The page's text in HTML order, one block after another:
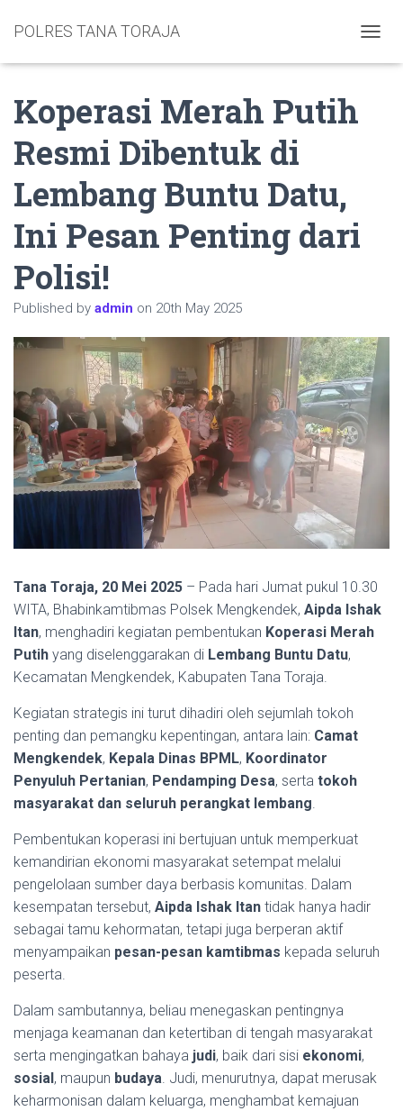
POLRES TANA TORAJA
Koperasi Merah Putih
Resmi Dibentuk di
Lembang Buntu Datu,
Ini Pesan Penting dari
Polisi!
Published by admin on 20th May 2025
Tana Toraja, 20 Mei 2025 – Pada hari Jumat pukul 10.30
WITA, Bhabinkamtibmas Polsek Mengkendek, Aipda Ishak
Itan, menghadiri kegiatan pembentukan Koperasi Merah
Putih yang diselenggarakan di Lembang Buntu Datu,
Kecamatan Mengkendek, Kabupaten Tana Toraja.
Kegiatan strategis ini turut dihadiri oleh sejumlah tokoh
penting dan pemangku kepentingan, antara lain: Camat
Mengkendek, Kepala Dinas BPML, Koordinator
Penyuluh Pertanian, Pendamping Desa, serta tokoh
masyarakat dan seluruh perangkat lembang.
Pembentukan koperasi ini bertujuan untuk memperkuat
kemandirian ekonomi masyarakat setempat melalui
pengelolaan sumber daya berbasis komunitas. Dalam
kesempatan tersebut, Aipda Ishak Itan tidak hanya hadir
sebagai tamu kehormatan, tetapi juga berperan aktif
menyampaikan pesan-pesan kamtibmas kepada seluruh
peserta.
Dalam sambutannya, beliau menegaskan pentingnya
menjaga keamanan dan ketertiban di tengah masyarakat
serta mengingatkan bahaya judi, baik dari sisi ekonomi,
sosial, maupun budaya. Judi, menurutnya, dapat merusak
keharmonisan dalam keluarga, menghambat kemajuan